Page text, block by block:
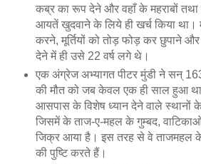
कब्र का रूप देने और वहाँ के महराबों तथा
आयतें खुदवाने के लिये ही खर्च किया था।
करने, मूर्तियों को तोड़ फोड़ कर छुपाने
देने में ही उसे 22 वर्ष लगे थे।
एक अंग्रेज अभ्यागत पीटर मुंडी ने सन्
की मौत को जब केवल एक ही साल हुआ
आसपास के विशेष ध्यान देने वाले स्थानों
जिसमें के ताज-ए-महल के गुम्बद, वाटिकाओं
जिक्र आया है। इस तरह से वे ताजमहल के
की पुष्टि करते हैं।